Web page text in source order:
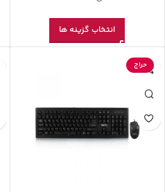
انتخاب گزینه ها
حراج